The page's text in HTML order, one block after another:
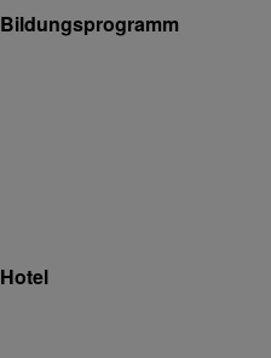
Bildungsprogramm
Hotel